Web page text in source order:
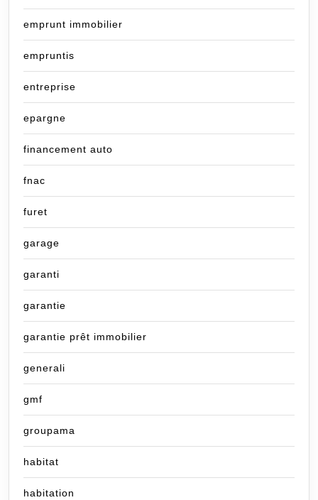
emprunt immobilier
empruntis
entreprise
epargne
financement auto
fnac
furet
garage
garanti
garantie
garantie prêt immobilier
generali
gmf
groupama
habitat
habitation